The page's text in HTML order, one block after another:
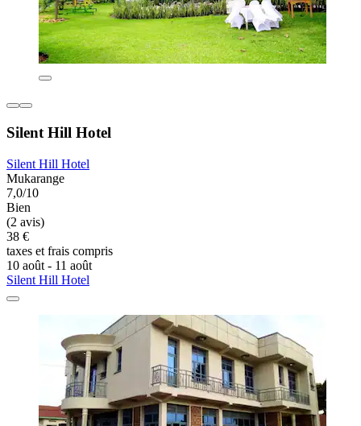
Silent Hill Hotel
Silent Hill Hotel
Mukarange
7,0/10
Bien
(2 avis)
38 €
taxes et frais compris
10 août - 11 août
Silent Hill Hotel